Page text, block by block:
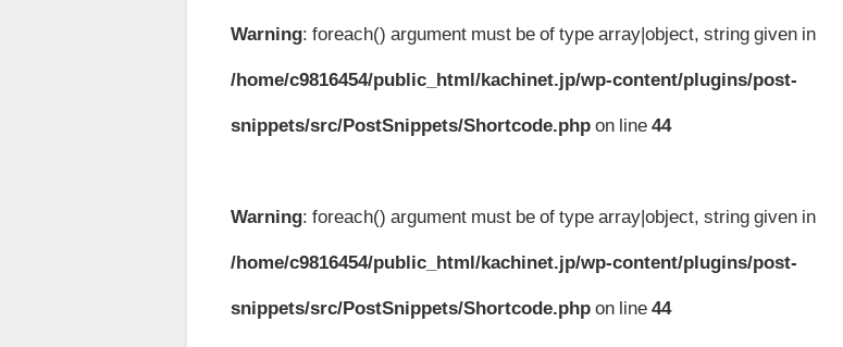
Warning: foreach() argument must be of type array|object, string given in
/home/c9816454/public_html/kachinet.jp/wp-content/plugins/post-
snippets/src/PostSnippets/Shortcode.php on line44
Warning: foreach() argument must be of type array|object, string given in
/home/c9816454/public_html/kachinet.jp/wp-content/plugins/post-
snippets/src/PostSnippets/Shortcode.php on line44